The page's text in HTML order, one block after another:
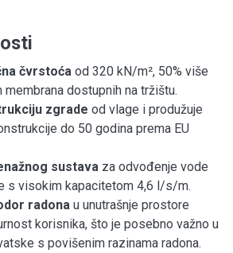
čvrstoća od 320 kN/m², 50% više
membrana dostupnih na tržištu.
zgrade od vlage i produžuje
do 50 godina prema EU
sustava za odvođenje vode
s visokim kapacitetom 4,6 l/s/m.
radona u unutrašnje prostore
korisnika, što je posebno važno u
s povišenim razinama radona.